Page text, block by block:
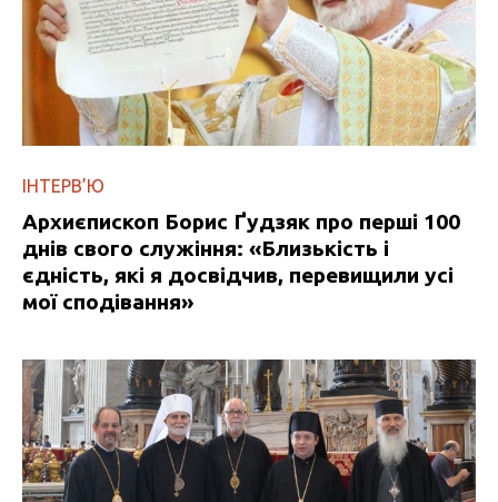
ІНТЕРВ’Ю
Архиєпископ Борис Ґудзяк про перші 100
днів свого служіння: «Близькість і
єдність, які я досвідчив, перевищили усі
мої сподівання»